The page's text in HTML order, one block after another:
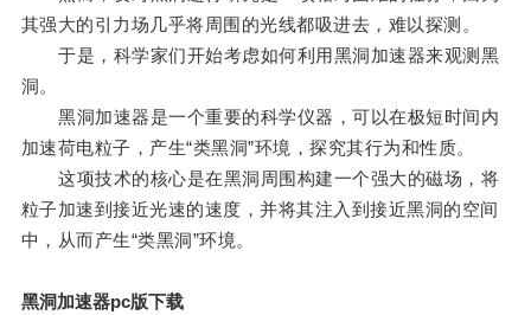
其强大的引力场几乎将周围的光线都吸进去，难以探测。
于是，科学家们开始考虑如何利用黑洞加速器来观测黑
洞。
黑洞加速器是一个重要的科学仪器，可以在极短时间内
加速荷电粒子，产生“类黑洞”环境，探究其行为和性质。
这项技术的核心是在黑洞周围构建一个强大的磁场，将
粒子加速到接近光速的速度，并将其注入到接近黑洞的空间
中，从而产生“类黑洞”环境。
黑洞加速器pc版下载